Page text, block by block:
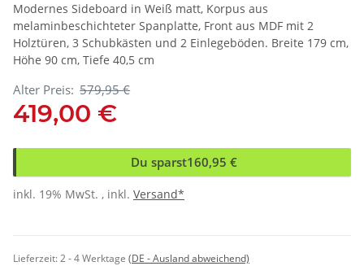
Modernes Sideboard in Weiß matt, Korpus aus
melaminbeschichteter Spanplatte, Front aus MDF mit 2
Holztüren, 3 Schubkästen und 2 Einlegeböden. Breite 179 cm,
Höhe 90 cm, Tiefe 40,5 cm
Alter Preis: 579,95 €
419,00 €
Du sparst160,95 €
inkl. 19% MwSt. , inkl. Versand*
Lieferzeit:2 - 4 Werktage (DE - Ausland abweichend)